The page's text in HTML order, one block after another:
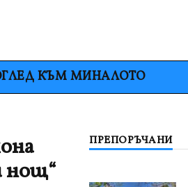
КЪМ МИНАЛОТО
нощ“
ПРЕПОРЪЧАНИ